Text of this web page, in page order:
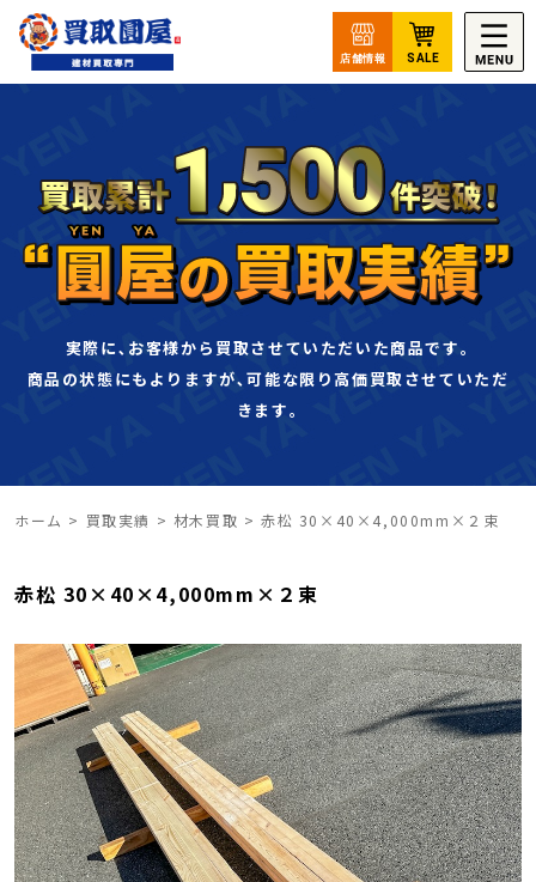
実際に､お客様から買取させていただいた商品です｡
商品の状態にもよりますが､可能な限り高価買取させていただ
きます｡
ホーム > 買取実績 > 材木買取 >赤松 30×40×4,000mm×２束
赤松 30×40×4,000mm×２束